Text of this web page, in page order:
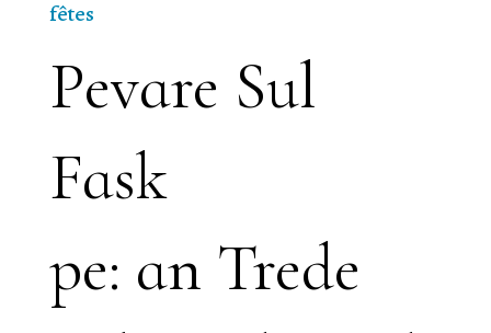
fêtes
Pevare Sul
Fask
pe: an Trede